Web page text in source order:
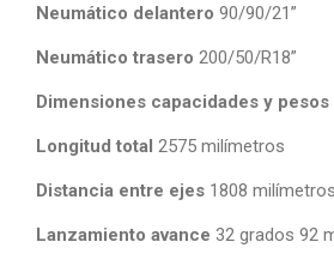
Neumático delantero 90/90/21”
Neumático trasero 200/50/R18”
Dimensiones capacidades y pesos
Longitud total 2575 milímetros
Distancia entre ejes 1808 milímetros
Lanzamiento avance 32 grados 92